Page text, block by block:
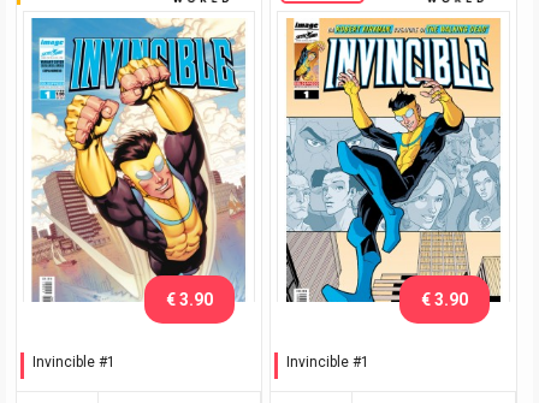
Invincible #1
€ 3.90
Invincible #1
€ 3.90